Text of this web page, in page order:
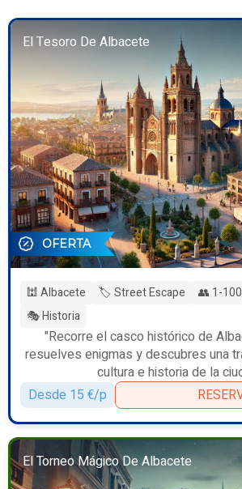
El Tesoro De Albacete
OFERTA
🕍 Albacete 🏷️ Street Escape 👥 1-
🎭 Historia
"Recorre el casco histórico de
resuelves enigmas y descubres una
cultura e historia de la
Desde 15 €/p
El Torneo Mágico De Albacete